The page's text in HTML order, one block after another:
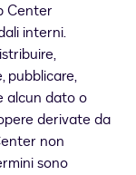
Center
interni.
pubblicare,
alcun dato o
derivate da
non
sono